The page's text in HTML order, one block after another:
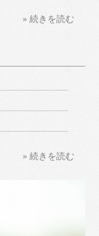
» 続きを読む
» 続きを読む